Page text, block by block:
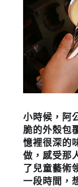
小時候，阿
脆的外殼包
憶裡很深的
做，感受那
了兒童藝術
一段時間，